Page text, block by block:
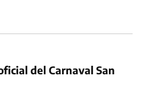
del Carnaval San